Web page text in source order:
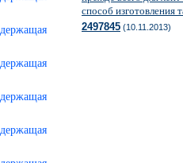
способ изготовления
2497845 (10.11.2013)